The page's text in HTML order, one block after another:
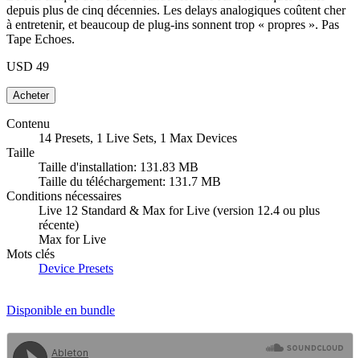
depuis plus de cinq décennies. Les delays analogiques coûtent cher
à entretenir, et beaucoup de plug-ins sonnent trop « propres ». Pas
Tape Echoes.
USD 49
Contenu
14 Presets, 1 Live Sets, 1 Max Devices
Taille
Taille d'installation: 131.83 MB
Taille du téléchargement: 131.7 MB
Conditions nécessaires
Live 12 Standard & Max for Live (version 12.4 ou plus
récente)
Max for Live
Mots clés
Device Presets
Disponible en bundle